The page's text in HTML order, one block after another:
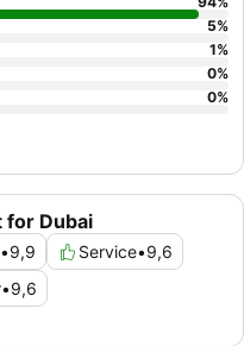
Dubai
•9,9 Service•9,6
•9,6
5%
1%
0%
0%